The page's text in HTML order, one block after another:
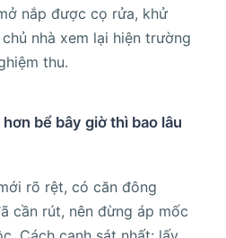
nắp được cọ rửa, khử
nhà xem lại hiện trường
thu.
bể bây giờ thì bao lâu
rõ rệt, có căn đông
cần rút, nên đừng áp mốc